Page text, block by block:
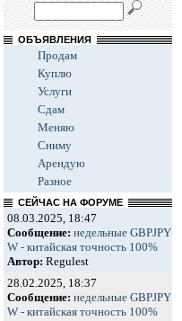
ОБЪЯВЛЕНИЯ
Продам
Куплю
Услуги
Сдам
Меняю
Сниму
Арендую
Разное
СЕЙЧАС НА ФОРУМЕ
08.03.2025, 18:47
Сообщение: недельные GBPJPY
W - китайская точность 100%
Автор: Regulest
28.02.2025, 18:37
Сообщение: недельные GBPJPY
W - китайская точность 100%